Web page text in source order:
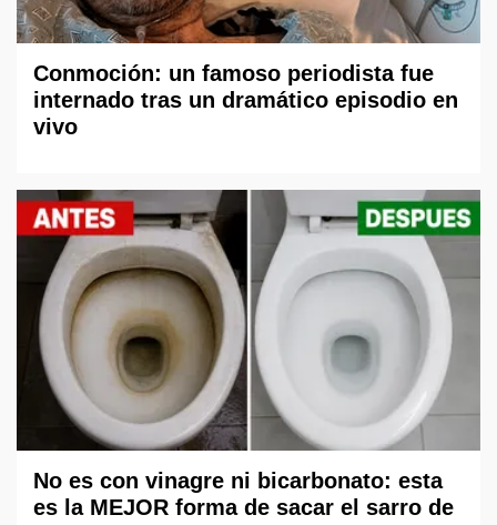
Conmoción: un famoso periodista fue
internado tras un dramático episodio en
vivo
No es con vinagre ni bicarbonato: esta
es la MEJOR forma de sacar el sarro de